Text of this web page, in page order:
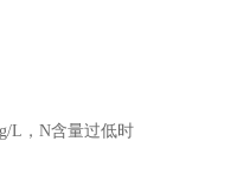
L，N含量过低时